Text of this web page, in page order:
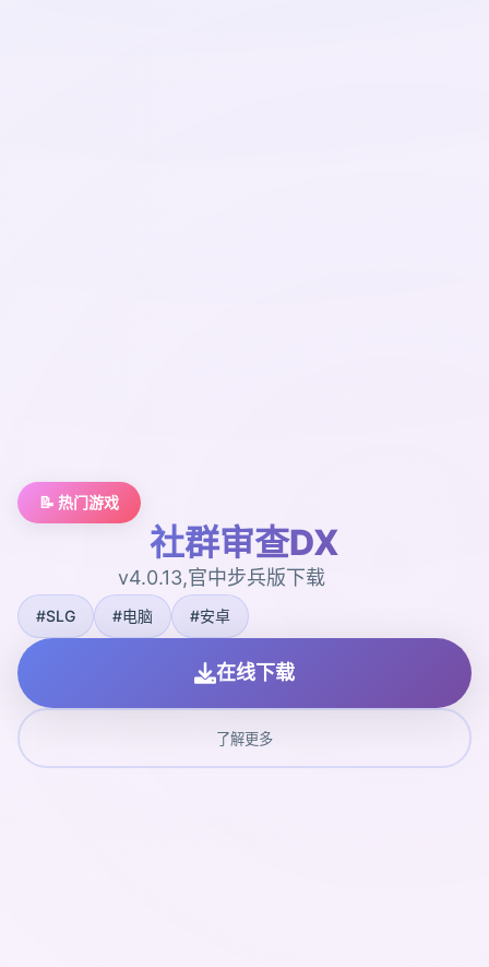
📝 热门游戏
社群审查DX
v4.0.13,官中步兵版下载
#SLG #电脑 #安卓
在线下载
了解更多